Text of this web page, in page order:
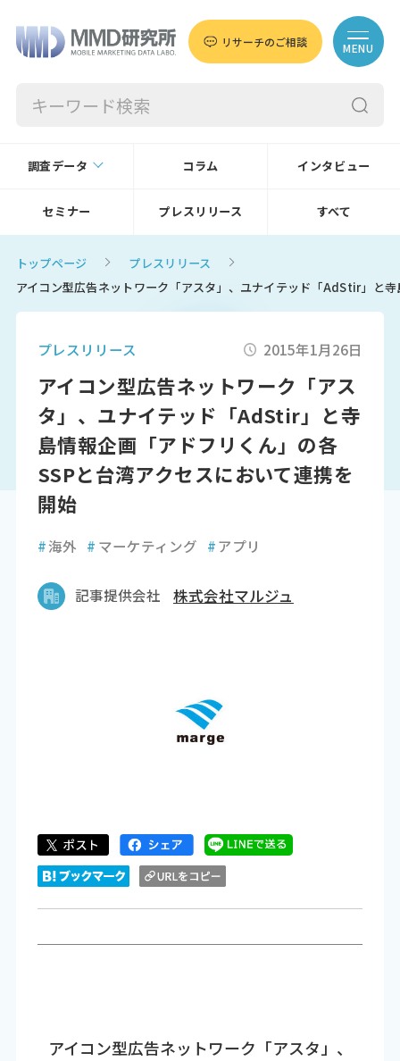
リサーチのご相談 MENU
調査データ コラム インタビュー
セミナー プレスリリース すべて
トップページ
プレスリリース
アイコン型広告ネットワーク「アスタ」、ユナイテッド「AdStir」と
プレスリリース 2015年1月26日
アイコン型広告ネットワーク「アス
タ」、ユナイテッド「AdStir」と寺
島情報企画「アドフリくん」の各
SSPと台湾アクセスにおいて連携を
開始
#海外 # マーケティング #アプリ
記事提供会社 株式会社マルジュ
アイコン型広告ネットワーク「アスタ」、